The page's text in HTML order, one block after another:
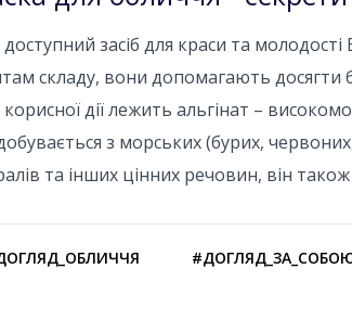
засіб для краси та
складу, вони допомагають досягти
корисної дії лежить альгінат –
з морських (бурих,
та інших цінних речовин, він